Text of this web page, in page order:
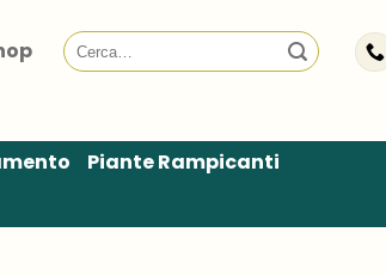
Cerca:
Piante Rampicanti